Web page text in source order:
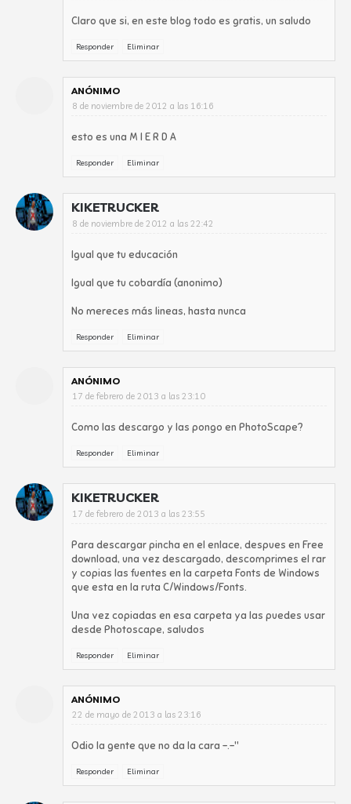
Claro que si, en este blog todo es gratis, un saludo
Responder Eliminar
ANÓNIMO
8 de noviembre de 2012 a las 16:16
esto es una M I E R D A
Responder Eliminar
KIKETRUCKER
8 de noviembre de 2012 a las 22:42
Igual que tu educación
Igual que tu cobardía (anonimo)
No mereces más lineas, hasta nunca
Responder Eliminar
ANÓNIMO
17 de febrero de 2013 a las 23:10
Como las descargo y las pongo en PhotoScape?
Responder Eliminar
KIKETRUCKER
17 de febrero de 2013 a las 23:55
Para descargar pincha en el enlace, despues en Free
download, una vez descargado, descomprimes el rar
y copias las fuentes en la carpeta Fonts de Windows
que esta en la ruta C/Windows/Fonts.
Una vez copiadas en esa carpeta ya las puedes usar
desde Photoscape, saludos
Responder Eliminar
ANÓNIMO
22 de mayo de 2013 a las 23:16
Odio la gente que no da la cara -.-"
Responder Eliminar